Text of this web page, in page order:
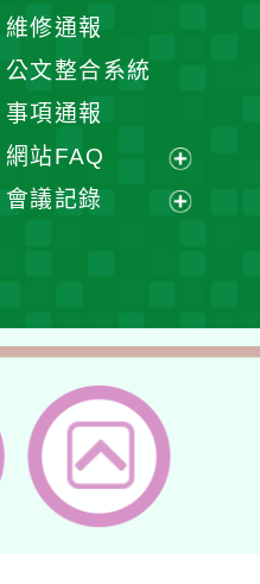
維修通報
公文整合系統
事項通報
網站FAQ
展
開
會議記錄
單